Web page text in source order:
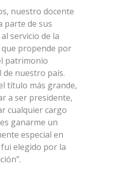
nuestro docente
parte de sus
servicio de la
propende por
patrimonio
nuestro país.
título más grande,
a ser presidente,
cualquier cargo
ganarme un
especial en
elegido por la